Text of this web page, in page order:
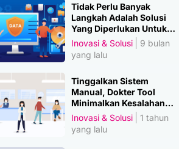
Tidak Perlu Banyak
Langkah Adalah Solusi
Yang Diperlukan Untuk
Amankan Data
Inovasi & Solusi
9 bulan
yang lalu
Tinggalkan Sistem
Manual, Dokter Tool
Minimalkan Kesalahan
Manusia
Inovasi & Solusi
1 tahun
yang lalu